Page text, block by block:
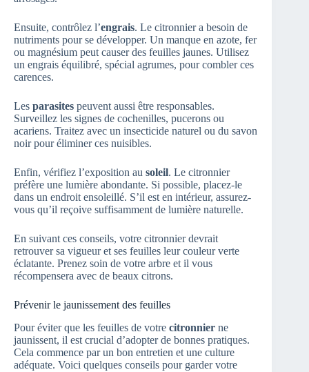
Ensuite, contrôlez l’engrais. Le citronnier a besoin de
nutriments pour se développer. Un manque en azote, fer
ou magnésium peut causer des feuilles jaunes. Utilisez
un engrais équilibré, spécial agrumes, pour combler ces
carences.
Les parasites peuvent aussi être responsables.
Surveillez les signes de cochenilles, pucerons ou
acariens. Traitez avec un insecticide naturel ou du savon
noir pour éliminer ces nuisibles.
Enfin, vérifiez l’exposition au soleil. Le citronnier
préfère une lumière abondante. Si possible, placez-le
dans un endroit ensoleillé. S’il est en intérieur, assurez-
vous qu’il reçoive suffisamment de lumière naturelle.
En suivant ces conseils, votre citronnier devrait
retrouver sa vigueur et ses feuilles leur couleur verte
éclatante. Prenez soin de votre arbre et il vous
récompensera avec de beaux citrons.
Prévenir le jaunissement des feuilles
Pour éviter que les feuilles de votre citronnier ne
jaunissent, il est crucial d’adopter de bonnes pratiques.
Cela commence par un bon entretien et une culture
adéquate. Voici quelques conseils pour garder votre